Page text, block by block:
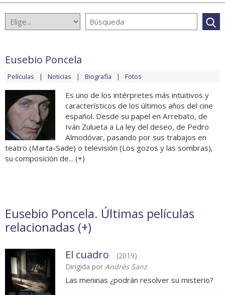
Eusebio Poncela
Películas Noticias Biografía Fotos
Es uno de los intérpretes más intuitivos y
característicos de los últimos años del cine
español. Desde su papel en Arrebato, de
Iván Zulueta a La ley del deseo, de Pedro
Almodóvar, pasando por sus trabajos en
teatro (Marta-Sade) o televisión (Los gozos y las sombras),
su composición de... (+)
Eusebio Poncela. Últimas películas
relacionadas (+)
El cuadro
(2019)
Dirigida por Andrés Sanz
Las meninas ¿podrán resolver su misterio?